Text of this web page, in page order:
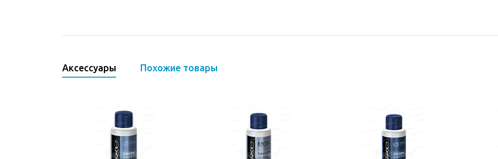
Аксессуары Похожие товары